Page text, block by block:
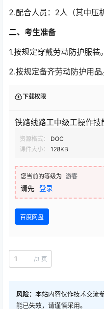
2.配合人员：2人（其中压
二、考生准备
1.按规定穿戴劳动防护服装。
2.按规定备齐劳动防护用品
下载权限
铁路线路工中级工操作技
资源格式：
DOC
课件大小：
128KB
您当前的等级为 游客
请先 登录
百度网盘
/3 页
风险： 本站内容仅作技术交流
能已失效，请谨慎采用。